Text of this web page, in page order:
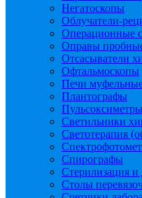
Негатоскопы
Облучатели-
Операционные
Оправы
Отсасыватели
Офтальмоскопы
Печи
Плантографы
Пульсоксиметры
Светильники
Светотерапия
Спирографы
Стерилизация и
Столы